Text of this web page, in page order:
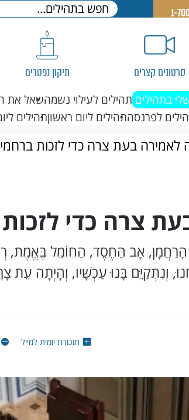
סרטונים קצרים תיקון נפטרים
בתהילים תהילים לעילוי נשמהשאל את
לפרנסהתהילים ליום ראשוןתהילים
לאמירה בעת צרה כדי לזכות
צרה כדי
אָב הַחֶסֶד, הַחוֹמֵל בֶּאֱמֶת,
וְנִתְקַיֵּם בָּנוּ עַכְשָׁיו, וְהָיְתָה עֵת
תזכורת יומית למייל